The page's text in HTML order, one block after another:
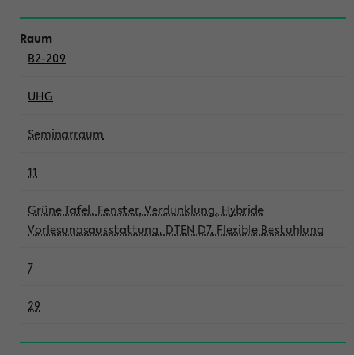
B2-209
UHG
Seminarraum
11
Grüne Tafel, Fenster, Verdunklung, Hybride
Vorlesungsausstattung, DTEN D7, Flexible Bestuhlung
7
29